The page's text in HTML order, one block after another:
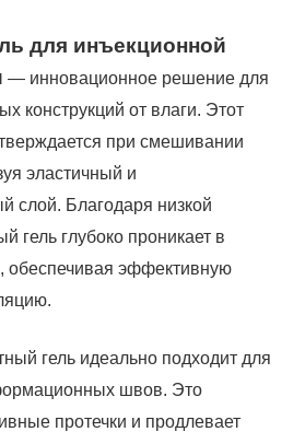
для инъекционной
— инновационное решение для
конструкций от влаги. Этот
при смешивании
эластичный и
слой. Благодаря низкой
гель глубоко проникает в
обеспечивая эффективную
гель идеально подходит для
швов. Это
протечки и продлевает